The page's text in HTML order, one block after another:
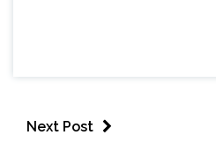
Next Post